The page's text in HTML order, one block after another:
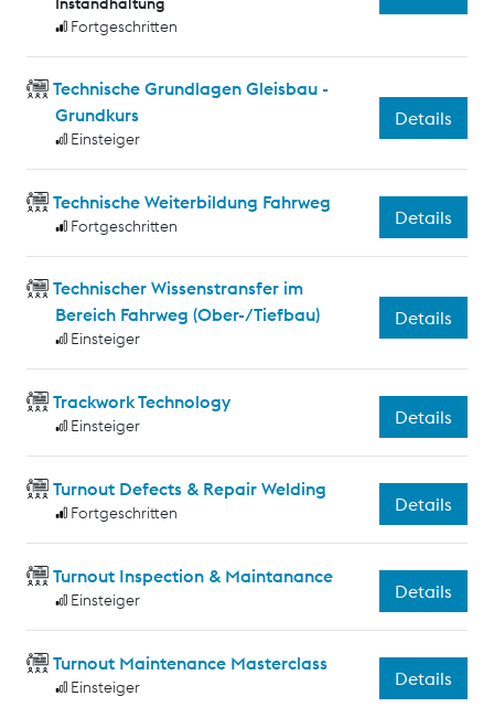
Fortgeschritten
Technische Grundlagen Gleisbau -
Grundkurs
Einsteiger
Details
Technische Weiterbildung Fahrweg
Fortgeschritten Details
Technischer Wissenstransfer im
Bereich Fahrweg (Ober-/Tiefbau)
Einsteiger
Details
Trackwork Technology
Einsteiger Details
Turnout Defects & Repair Welding
Fortgeschritten Details
Turnout Inspection & Maintanance
Einsteiger Details
Turnout Maintenance Masterclass
Einsteiger Details